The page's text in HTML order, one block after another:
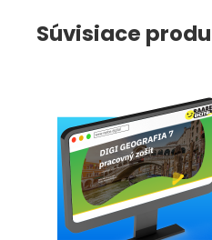
Súvisiace